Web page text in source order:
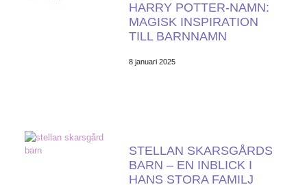
HARRY POTTER-NAMN:
MAGISK INSPIRATION
TILL BARNNAMN
8 januari 2025
STELLAN SKARSGÅRDS
BARN – EN INBLICK I
HANS STORA FAMILJ